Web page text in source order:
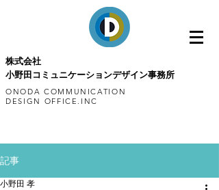
株式会社
小野田コミュニケーションデザイン事務所
ONODA COMMUNICATION
DESIGN OFFICE.INC
記事
小野田 孝